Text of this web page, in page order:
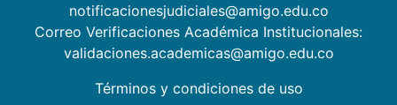
notificacionesjudiciales@amigo.edu.co
Correo Verificaciones Académica Institucionales:
validaciones.academicas@amigo.edu.co
Términos y condiciones de uso